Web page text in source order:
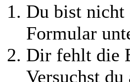
Du bist nicht
Formular
Dir fehlt die
Versuchst